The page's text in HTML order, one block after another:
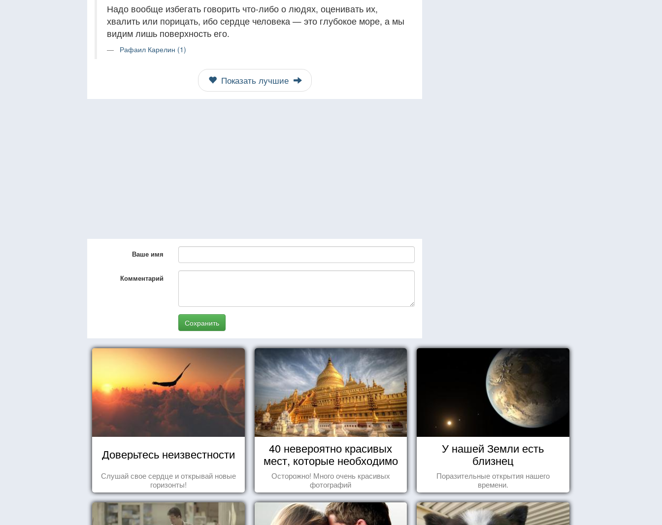
Надо вообще избегать говорить что-либо о людях, оценивать их,
хвалить или порицать, ибо сердце человека — это глубокое море, а мы
видим лишь поверхность его.
Рафаил Карелин (1)
Показать лучшие
Ваше имя
Комментарий
Сохранить
Доверьтесь неизвестности
Слушай свое сердце и открывай новые
горизонты!
40 невероятно красивых
мест, которые необходимо
увидеть пока вы живы
Осторожно! Много очень красивых
фотографий
У нашей Земли есть
близнец
Поразительные открытия нашего
времени.